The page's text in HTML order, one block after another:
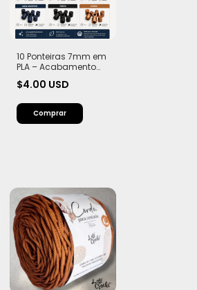
10 Ponteiras 7mm em
PLA – Acabamento
Criações
$4.00 USD
Comprar